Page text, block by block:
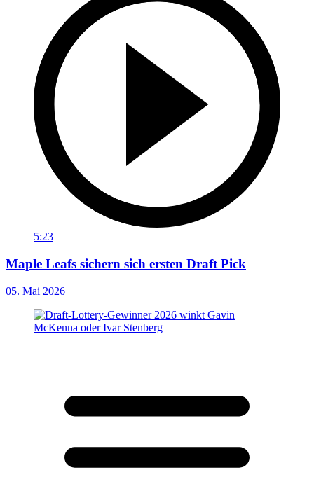
5:23
Maple Leafs sichern sich ersten Draft Pick
05. Mai 2026